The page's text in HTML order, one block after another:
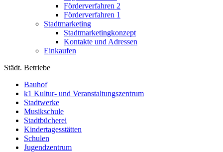
Förderverfahren 2
Förderverfahren 1
Stadtmarketing
Stadtmarketingkonzept
Kontakte und Adressen
Einkaufen
Städt. Betriebe
Bauhof
k1 Kultur- und Veranstaltungszentrum
Stadtwerke
Musikschule
Stadtbücherei
Kindertagesstätten
Schulen
Jugendzentrum